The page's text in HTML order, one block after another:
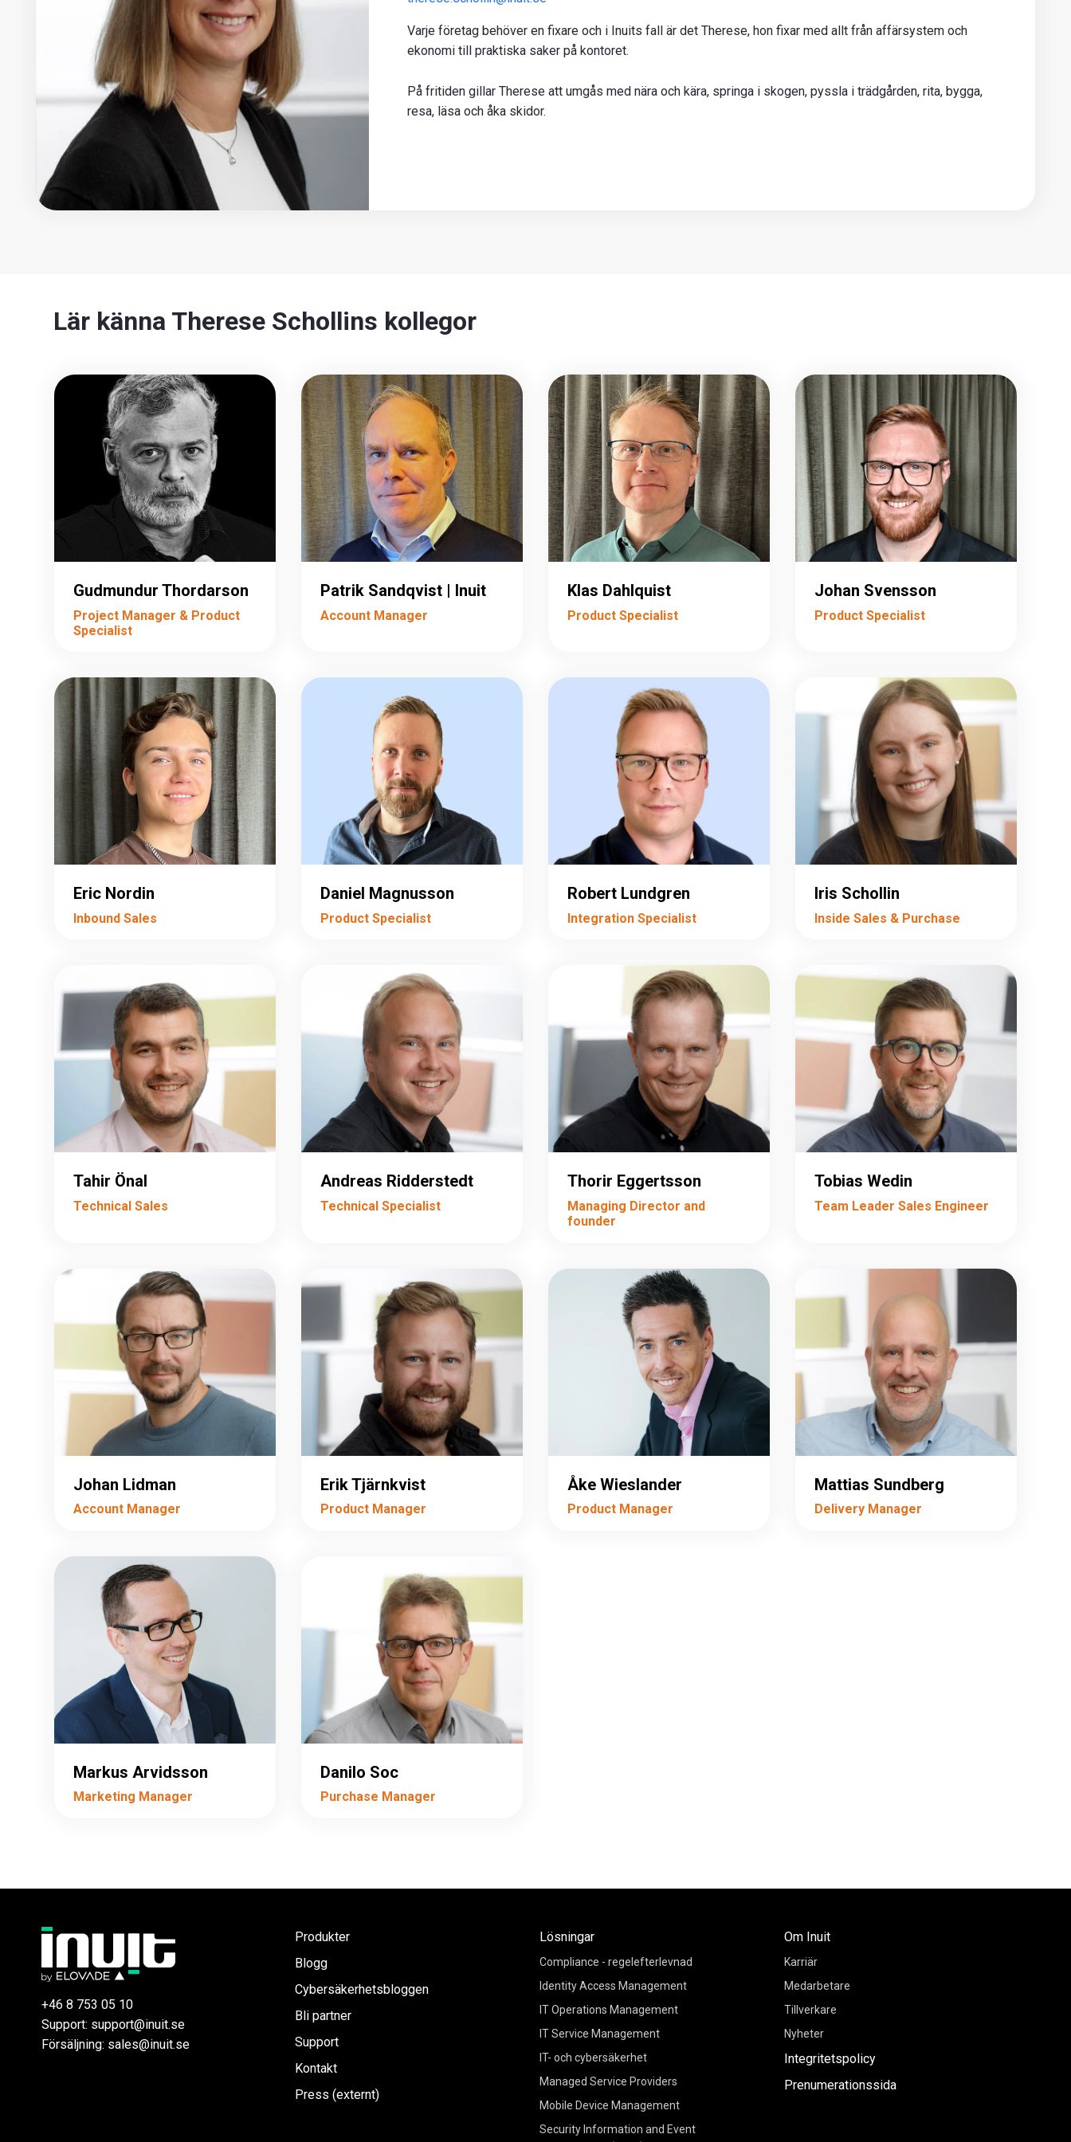
Varje företag behöver en fixare och i Inuits fall är det Therese, hon fixar med allt från affärsystem och
ekonomi till praktiska saker på kontoret.
På fritiden gillar Therese att umgås med nära och kära, springa i skogen, pyssla i trädgården, rita, bygga,
resa, läsa och åka skidor.
Lär känna Therese Schollins kollegor
Gudmundur Thordarson
Project Manager & Product
Specialist
Patrik Sandqvist | Inuit
Account Manager
Klas Dahlquist
Product Specialist
Johan Svensson
Product Specialist
Eric Nordin
Inbound Sales
Daniel Magnusson
Product Specialist
Robert Lundgren
Integration Specialist
Iris Schollin
Inside Sales & Purchase
Tahir Önal
Technical Sales
Andreas Ridderstedt
Technical Specialist
Thorir Eggertsson
Managing Director and
founder
Tobias Wedin
Team Leader Sales Engineer
Johan Lidman
Account Manager
Erik Tjärnkvist
Product Manager
Åke Wieslander
Product Manager
Mattias Sundberg
Delivery Manager
Markus Arvidsson
Marketing Manager
Danilo Soc
Purchase Manager
+46 8 753 05 10
Support: support@inuit.se
Försäljning: sales@inuit.se
Produkter
Blogg
Cybersäkerhetsbloggen
Bli partner
Support
Kontakt
Press (externt)
Lösningar
Compliance - regelefterlevnad
Identity Access Management
IT Operations Management
IT Service Management
IT- och cybersäkerhet
Managed Service Providers
Mobile Device Management
Security Information and Event
Om Inuit
Karriär
Medarbetare
Tillverkare
Nyheter
Integritetspolicy
Prenumerationssida